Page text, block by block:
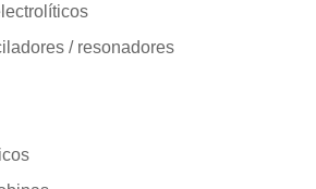
/ resonadores